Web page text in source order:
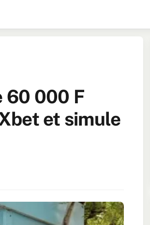
60 000 F
et simule